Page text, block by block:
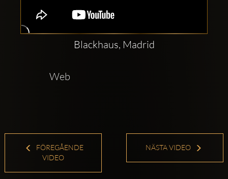
konton
Blackhaus, Madrid
Web
FÖREGÅENDE
VIDEO
NÄSTA VIDEO